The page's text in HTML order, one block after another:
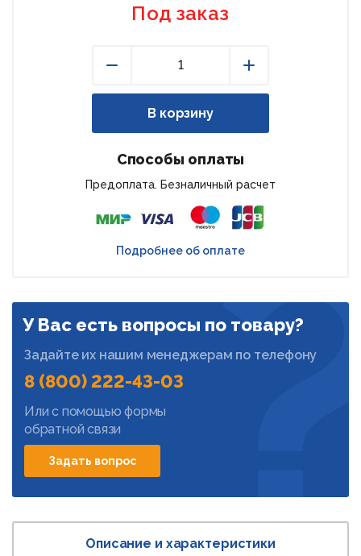
Под заказ
В корзину
Способы оплаты
Предоплата. Безналичный расчет
Подробнее об оплате
У Вас есть вопросы по товару?
Задайте их нашим менеджерам по телефону
8 (800) 222-43-03
Или с помощью формы
обратной связи
Задать вопрос
Описание и характеристики